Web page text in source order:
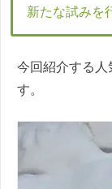
新たな試みを
今回紹介する人
す。